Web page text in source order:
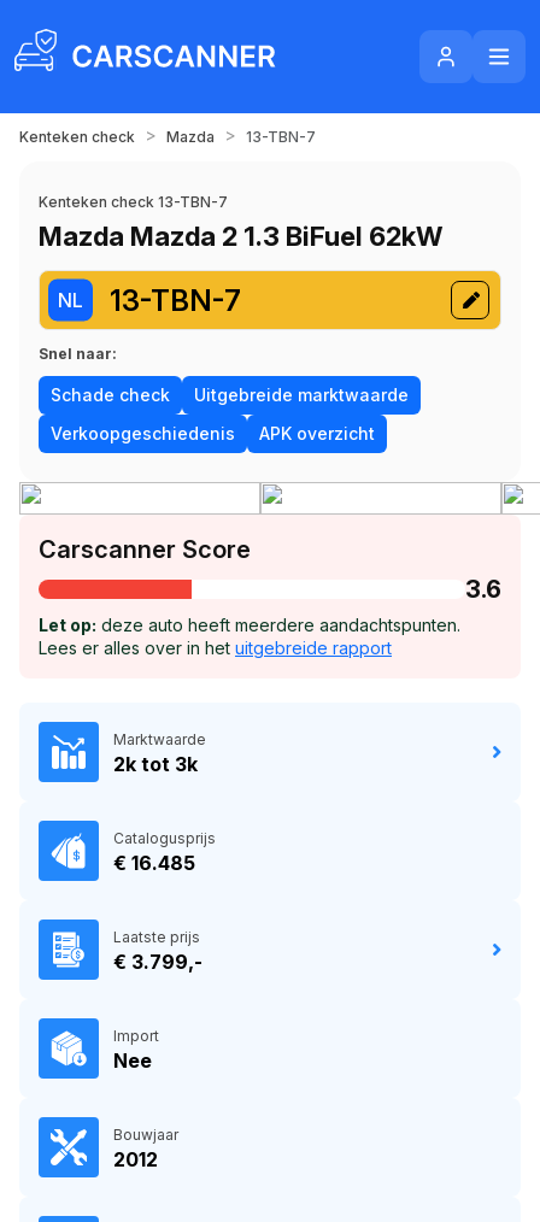
Kenteken check > Mazda > 13-TBN-7
Kenteken check 13-TBN-7
Mazda Mazda 2 1.3 BiFuel 62kW
NL 13-TBN-7
Snel naar:
Schade check
Uitgebreide marktwaarde
Verkoopgeschiedenis
APK overzicht
Carscanner Score
3.6
Let op: deze auto heeft meerdere aandachtspunten.
Lees er alles over in het uitgebreide rapport
Marktwaarde
2k tot 3k
Catalogusprijs
€ 16.485
Laatste prijs
€ 3.799,-
Import
Nee
Bouwjaar
2012